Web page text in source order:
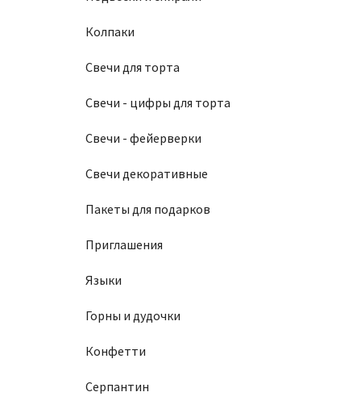
Колпаки
Свечи для торта
Свечи - цифры для торта
Свечи - фейерверки
Свечи декоративные
Пакеты для подарков
Приглашения
Языки
Горны и дудочки
Конфетти
Серпантин